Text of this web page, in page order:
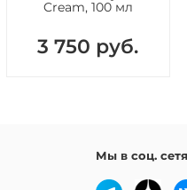
занимает немного
Cream, 100 мл
3 750 руб.
Мы в соц.